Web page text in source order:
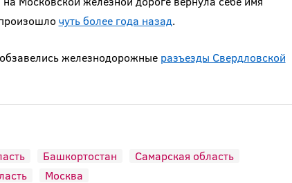
чуть более года назад.
железнодорожные разъезды Свердловской
Башкортостан
Самарская область
Москва